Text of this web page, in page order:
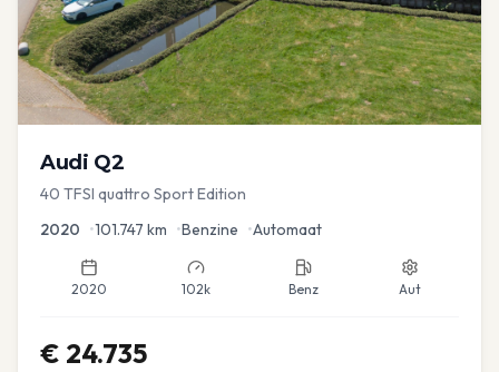
Audi Q2
40 TFSI quattro Sport Edition
2020 •101.747 km •Benzine •Automaat
2020 102k Benz Aut
€ 24.735